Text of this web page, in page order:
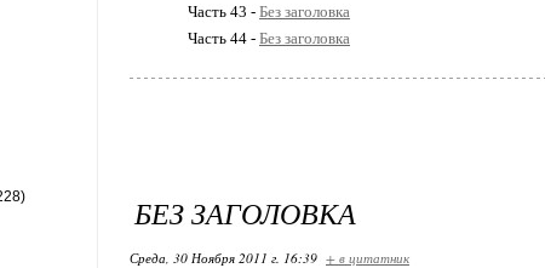
Часть 43 - Без заголовка
Часть 44 - Без заголовка
БЕЗ ЗАГОЛОВКА
Среда, 30 Ноября 2011 г. 16:39 + в цитатник